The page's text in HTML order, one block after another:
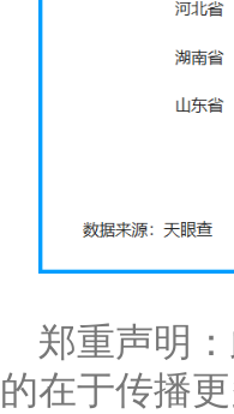
郑重声明
的在于传播